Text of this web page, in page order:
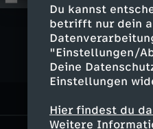
Du kannst
betrifft nur dein
"Einstellungen/
Deine
Einstellungen
Hier findest du
Weitere